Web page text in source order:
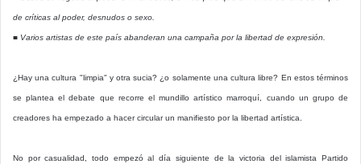
de críticas al poder, desnudos o sexo.
■ Varios artistas de este país abanderan una campaña por la libertad de expresión.
¿Hay una cultura "limpia" y otra sucia? ¿o solamente una cultura libre? En estos términos
se plantea el debate que recorre el mundillo artístico marroquí, cuando un grupo de
creadores ha empezado a hacer circular un manifiesto por la libertad artística.
No por casualidad, todo empezó al día siguiente de la victoria del islamista Partido